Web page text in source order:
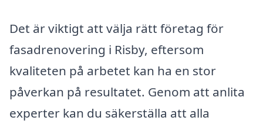
Det är viktigt att välja rätt företag för
fasadrenovering i Risby, eftersom
kvaliteten på arbetet kan ha en stor
påverkan på resultatet. Genom att anlita
experter kan du säkerställa att alla